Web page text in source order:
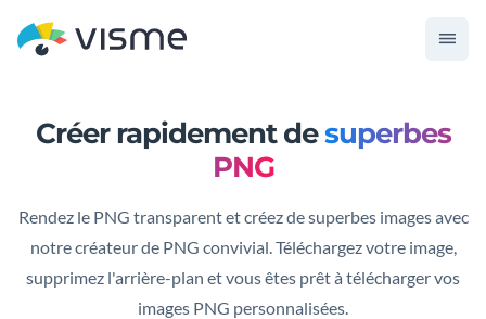
Créer rapidement desuperbes
PNG
Rendez le PNG transparent et créez de superbes images avec
notre créateur de PNG convivial. Téléchargez votre image,
supprimez l'arrière-plan et vous êtes prêt à télécharger vos
images PNG personnalisées.